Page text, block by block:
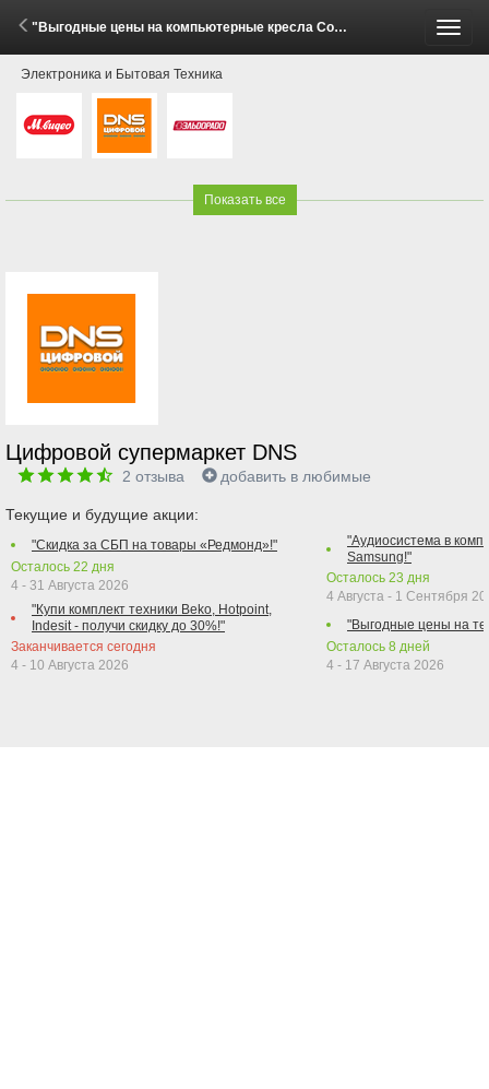
"Выгодные цены на компьютерные кресла Cougar!" (29 Мая - 15 Июня 2026)
Электроника и Бытовая Техника
Показать все
Цифровой супермаркет DNS
2 отзыва добавить в любимые
Текущие и будущие акции:
"Скидка за СБП на товары «Редмонд»!"
Осталось 22 дня
4 - 31 Августа 2026
"Купи комплект техники Beko, Hotpoint,
Indesit - получи скидку до 30%!"
Заканчивается сегодня
4 - 10 Августа 2026
"Аудиосистема в
Samsung!"
Осталось 23 дня
4 Августа - 1 Сентября
"Выгодные цены на
Осталось 8 дней
4 - 17 Августа 2026